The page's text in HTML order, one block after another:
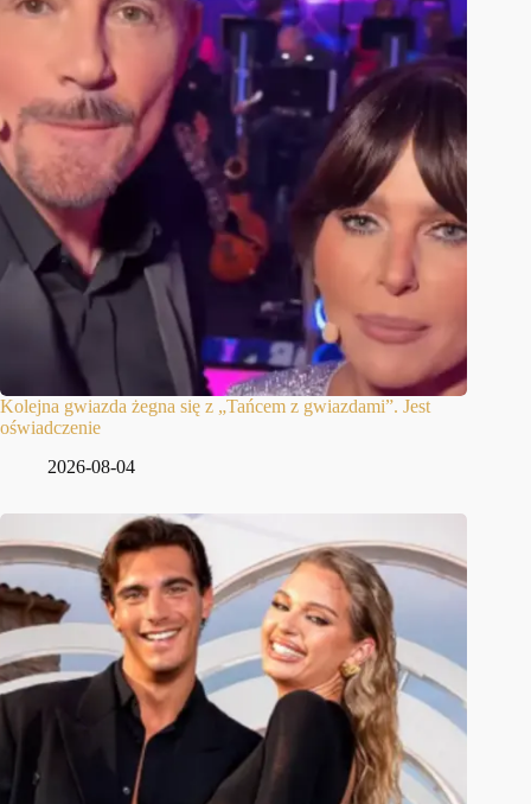
Kolejna gwiazda żegna się z „Tańcem z gwiazdami”. Jest
oświadczenie
2026-08-04